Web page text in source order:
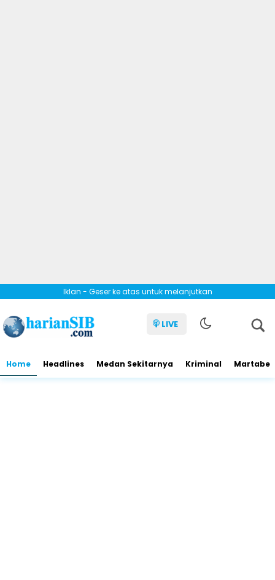
Iklan - Geser ke atas untuk melanjutkan
LIVE
Home Headlines Medan Sekitarnya Kriminal Martabe